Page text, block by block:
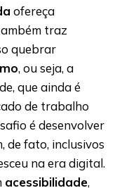
ofereça
traz
quebrar
, ou seja, a
que ainda é
de trabalho
é desenvolver
de fato, inclusivos
na era digital.
acessibilidade,